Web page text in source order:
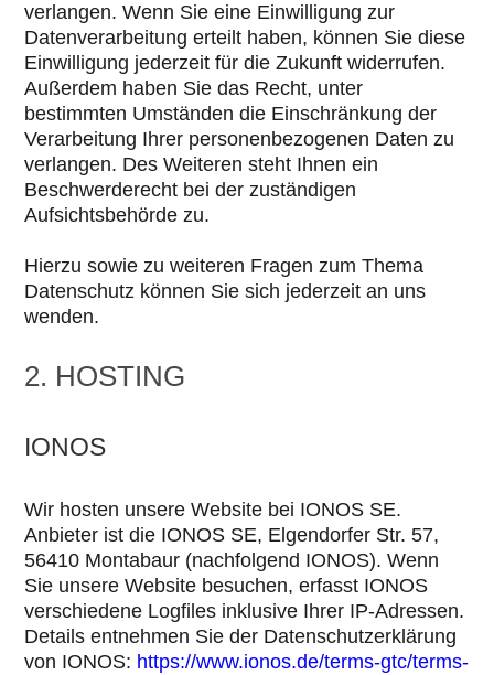
verlangen. Wenn Sie eine Einwilligung zur
Datenverarbeitung erteilt haben, können Sie diese
Einwilligung jederzeit für die Zukunft widerrufen.
Außerdem haben Sie das Recht, unter
bestimmten Umständen die Einschränkung der
Verarbeitung Ihrer personenbezogenen Daten zu
verlangen. Des Weiteren steht Ihnen ein
Beschwerderecht bei der zuständigen
Aufsichtsbehörde zu.
Hierzu sowie zu weiteren Fragen zum Thema
Datenschutz können Sie sich jederzeit an uns
wenden.
2. HOSTING
IONOS
Wir hosten unsere Website bei IONOS SE.
Anbieter ist die IONOS SE, Elgendorfer Str. 57,
56410 Montabaur (nachfolgend IONOS). Wenn
Sie unsere Website besuchen, erfasst IONOS
verschiedene Logfiles inklusive Ihrer IP-Adressen.
Details entnehmen Sie der Datenschutzerklärung
von IONOS: https://www.ionos.de/terms-gtc/terms-